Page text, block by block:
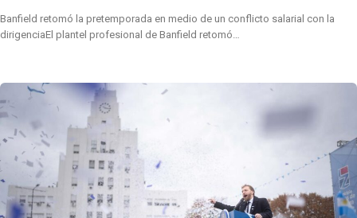
Banfield retomó la pretemporada en medio de un conflicto salarial con la
dirigenciaEl plantel profesional de Banfield retomó…